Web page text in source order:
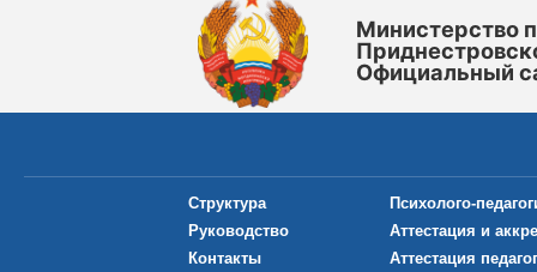
Министерство
Официальный
Структура
Руководство
Контакты
Психолого-
Аттестация и
Аттестация